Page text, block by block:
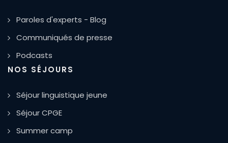
Paroles d'experts - Blog
Communiqués de presse
Podcasts
NOS SÉJOURS
Séjour linguistique jeune
Séjour CPGE
Summer camp